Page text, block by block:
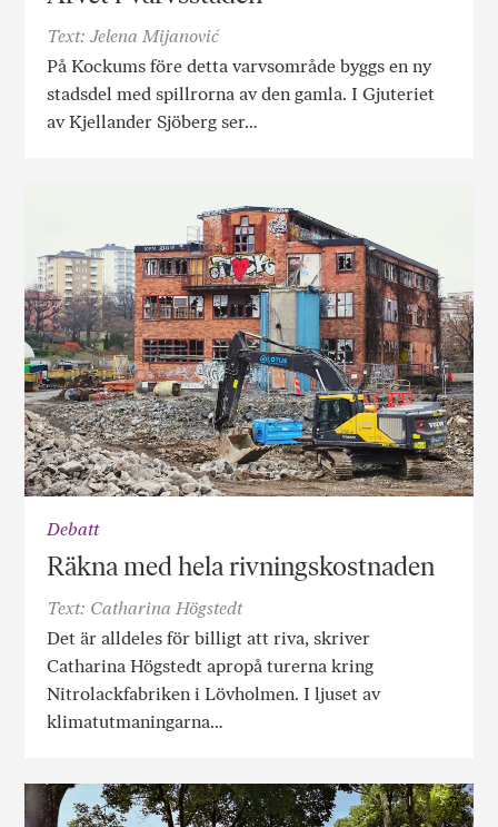
Text: Jelena Mijanović
På Kockums före detta varvsområde byggs en ny
stadsdel med spillrorna av den gamla. I Gjuteriet
av Kjellander Sjöberg ser…
Debatt
Räkna med hela rivningskostnaden
Text: Catharina Högstedt
Det är alldeles för billigt att riva, skriver
Catharina Högstedt apropå turerna kring
Nitrolackfabriken i Lövholmen. I ljuset av
klimatutmaningarna…